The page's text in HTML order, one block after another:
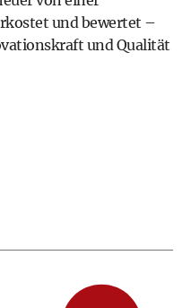
und bewertet –
und Qualität